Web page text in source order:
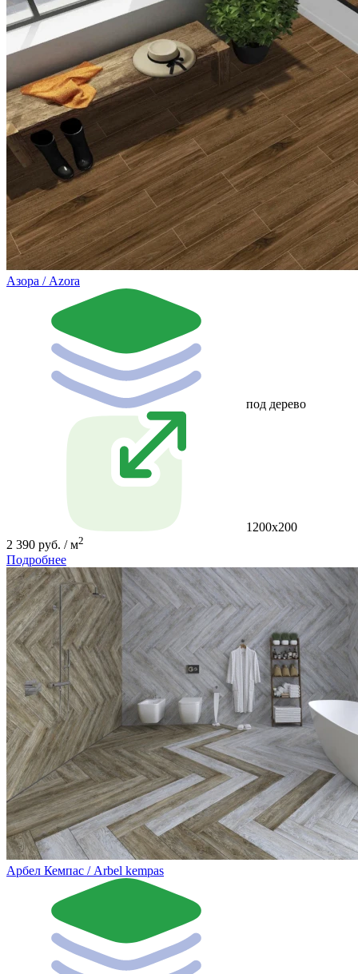
Азора / Azora
под дерево
1200x200
2 390 руб. / м2
Подробнее
Арбел Кемпас / Arbel kempas